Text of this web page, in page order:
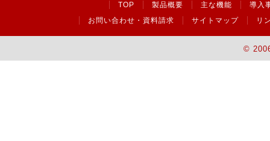
TOP 製品概要 主な機能
導入
お問い合わせ・資料請求
サイトマップ リ
©